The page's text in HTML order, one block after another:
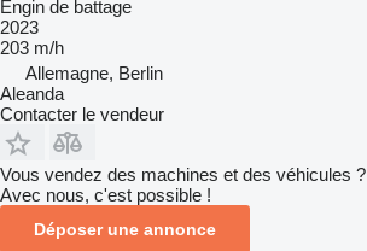
Engin de battage
2023
203 m/h
Allemagne, Berlin
Aleanda
Contacter le vendeur
Vous vendez des machines et des véhicules ?
Avec nous, c'est possible !
Déposer une annonce